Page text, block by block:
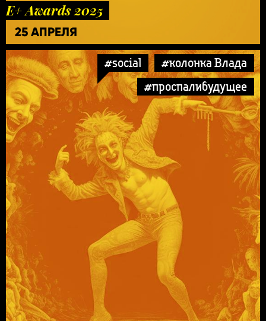
E+ Awards 2025
25 АПРЕЛЯ
#social
#колонка Влада
#проспалибудущее